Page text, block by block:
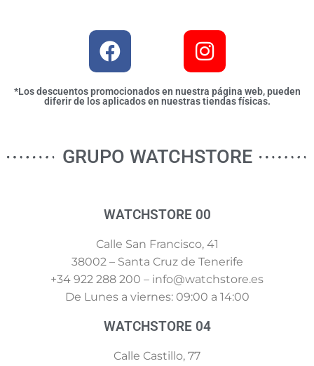
*Los descuentos promocionados en nuestra página web, pueden
diferir de los aplicados en nuestras tiendas físicas.
GRUPO WATCHSTORE
WATCHSTORE 00
Calle San Francisco, 41
38002 – Santa Cruz de Tenerife
+34 922 288 200 – info@watchstore.es
De Lunes a viernes: 09:00 a 14:00
WATCHSTORE 04
Calle Castillo, 77